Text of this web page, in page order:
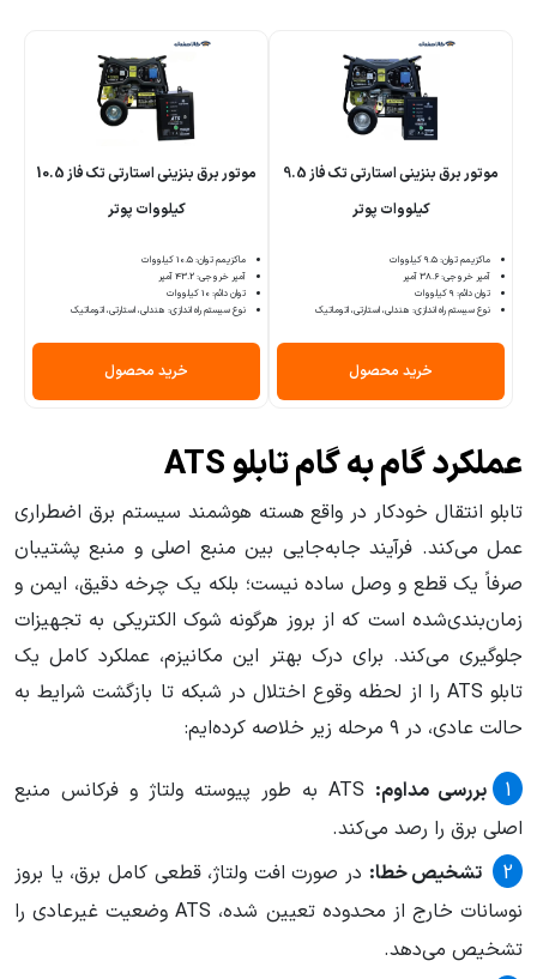
موتور برق بنزینی استارتی تک فاز 9.5
کیلووات پوتر
ماکزیمم توان: 9.5 کیلووات
آمپر خروجی: 38.6 آمپر
توان دائم: 9 کیلووات
نوع سیستم راه اندازی: هندلی، استارتی، اتوماتیک
خرید محصول
موتور برق بنزینی استارتی تک فاز 10.5
کیلووات پوتر
ماکزیمم توان: 10.5 کیلووات
آمپر خروجی: 43.2 آمپر
توان دائم: 10 کیلووات
نوع سیستم راه اندازی: هندلی، استارتی، اتوماتیک
خرید محصول
عملکرد گام به گام تابلو ATS
تابلو انتقال خودکار در واقع هسته هوشمند سیستم برق اضطراری
عمل می‌کند. فرآیند جابه‌جایی بین منبع اصلی و منبع پشتیبان
صرفاً یک قطع و وصل ساده نیست؛ بلکه یک چرخه دقیق، ایمن و
زمان‌بندی‌شده است که از بروز هرگونه شوک الکتریکی به تجهیزات
جلوگیری می‌کند. برای درک بهتر این مکانیزم، عملکرد کامل یک
تابلو ATS را از لحظه وقوع اختلال در شبکه تا بازگشت شرایط به
حالت عادی، در ۹ مرحله زیر خلاصه کرده‌ایم:
بررسی مداوم:
ATS به طور پیوسته ولتاژ و فرکانس منبع
اصلی برق را رصد می‌کند.
تشخیص خطا: در صورت افت ولتاژ، قطعی کامل برق، یا بروز
نوسانات خارج از محدوده تعیین شده، ATS وضعیت غیرعادی را
تشخیص می‌دهد.